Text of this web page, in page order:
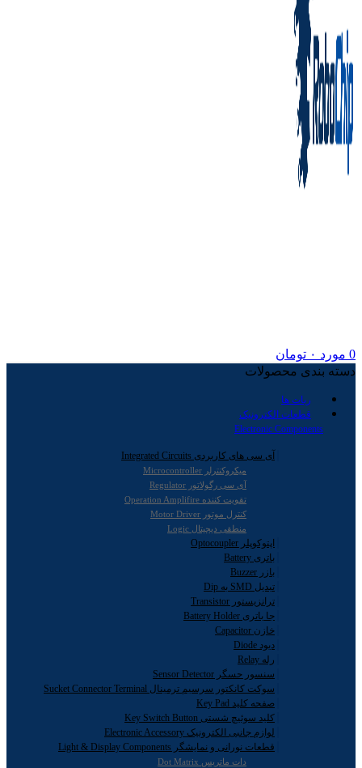
0 مورد ۰ تومان
دسته بندی محصولات
ربات ها
قطعات الکترونیک
Electronic Components
آی سی های کاربردی Integrated Circuits
میکروکنترلر Microcontroller
آی سی رگولاتور Regulator
تقویت کننده Operation Amplifire
کنترل موتور Motor Driver
منطقی دیجیتال Logic
اپتوکوپلر Optocoupler
باتری Battery
بازر Buzzer
تبدیل SMD به Dip
ترانزیستور Transistor
جا باتری Battery Holder
خازن Capacitor
دیود Diode
رله Relay
سنسور حسگر Sensor Detector
سوکت کانکتور سرسیم ترمینال Sucket Connector Terminal
صفحه کلید Key Pad
کلید سوئیچ شستی Key Switch Button
لوازم جانبی الکترونیک Electronic Accessory
قطعات نورانی و نمایشگر Light & Display Components
دات ماتریس Dot Matrix